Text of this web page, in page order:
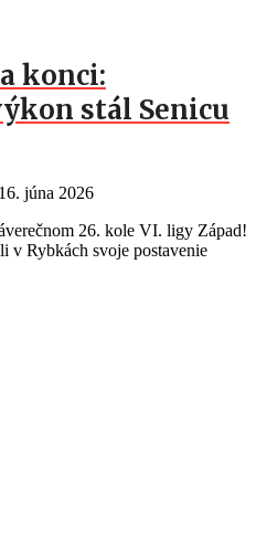
konci:
stál Senicu
16. júna 2026
26. kole VI. ligy Západ!
v Rybkách svoje postavenie